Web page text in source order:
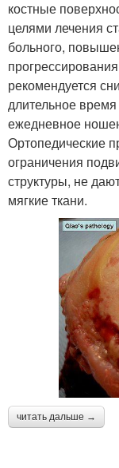
костные
целями лечения
больного,
рекомендуется
длительное
ежедневное
Ортопедические
ограничения
структуры, не
мягкие ткани.
читать дальше →